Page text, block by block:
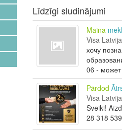
Līdzīgi sludinājumi
Maina
Visa
хочу
06 - может
Pārdod
Visa Latvija
Sveiki!
28 318 539